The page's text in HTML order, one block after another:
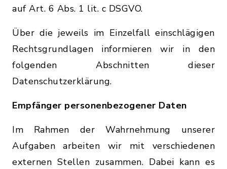
auf Art. 6 Abs. 1 lit. c DSGVO.
Über die jeweils im Einzelfall einschlägigen
Rechtsgrundlagen informieren wir in den
folgenden Abschnitten dieser
Datenschutzerklärung.
Empfänger personenbezogener Daten
Im Rahmen der Wahrnehmung unserer
Aufgaben arbeiten wir mit verschiedenen
externen Stellen zusammen. Dabei kann es